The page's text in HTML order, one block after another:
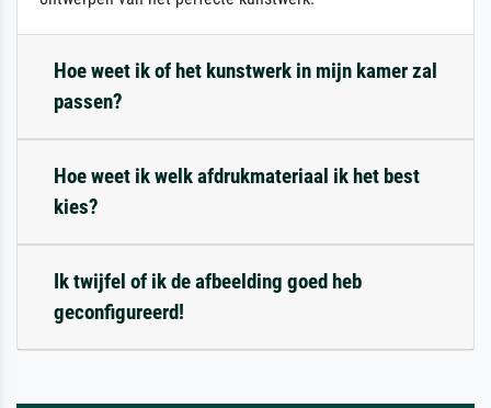
Hoe weet ik of het kunstwerk in mijn kamer zal
passen?
Hoe weet ik welk afdrukmateriaal ik het best
kies?
Ik twijfel of ik de afbeelding goed heb
geconfigureerd!